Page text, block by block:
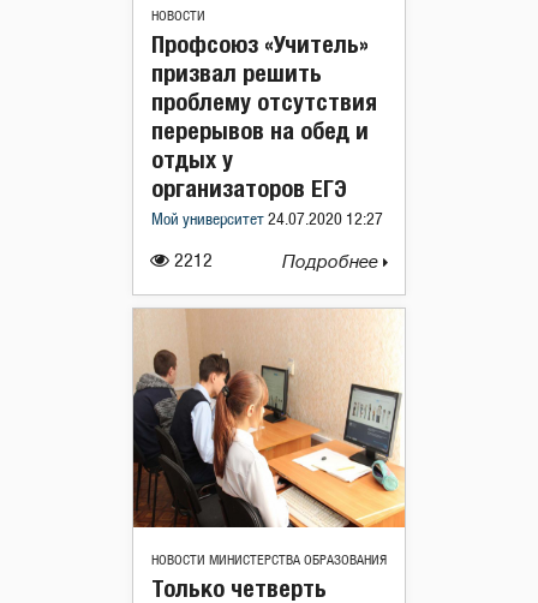
НОВОСТИ
2212
Профсоюз «Учитель»
призвал решить
проблему отсутствия
перерывов на обед и
отдых у
организаторов ЕГЭ
Мой университет 24.07.2020 12:27
Подробнее
НОВОСТИ МИНИСТЕРСТВА ОБРАЗОВАНИЯ
Только четверть